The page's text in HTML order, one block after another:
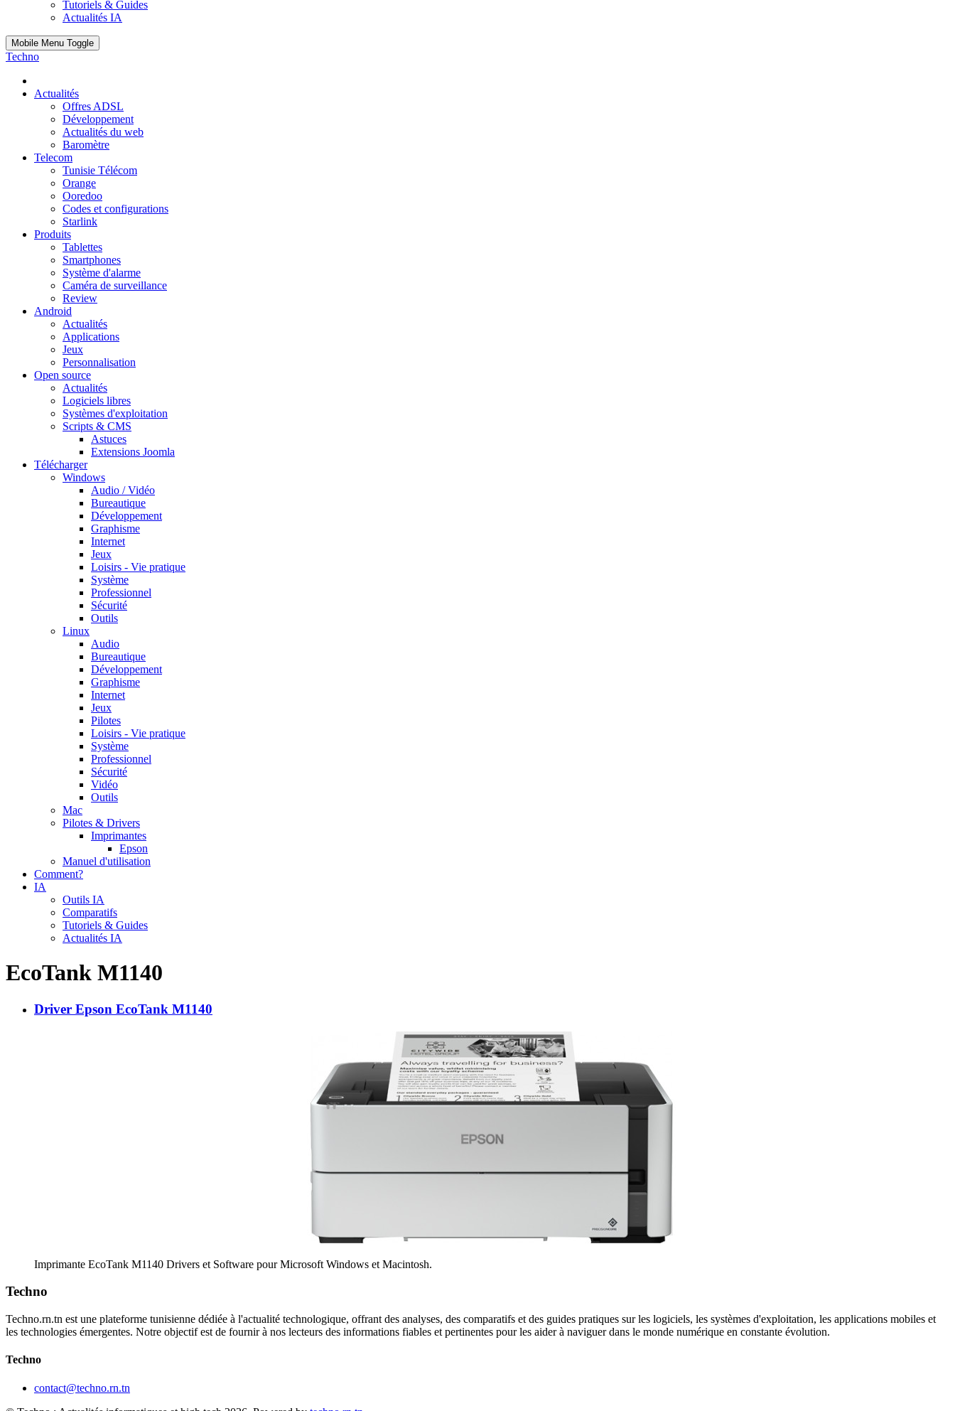
Tutoriels & Guides
Actualités IA
Mobile Menu Toggle
Techno
Actualités
Offres ADSL
Développement
Actualités du web
Baromètre
Telecom
Tunisie Télécom
Orange
Ooredoo
Codes et configurations
Starlink
Produits
Tablettes
Smartphones
Système d'alarme
Caméra de surveillance
Review
Android
Actualités
Applications
Jeux
Personnalisation
Open source
Actualités
Logiciels libres
Systèmes d'exploitation
Scripts & CMS
Astuces
Extensions Joomla
Télécharger
Windows
Audio / Vidéo
Bureautique
Développement
Graphisme
Internet
Jeux
Loisirs - Vie pratique
Système
Professionnel
Sécurité
Outils
Linux
Audio
Bureautique
Développement
Graphisme
Internet
Jeux
Pilotes
Loisirs - Vie pratique
Système
Professionnel
Sécurité
Vidéo
Outils
Mac
Pilotes & Drivers
Imprimantes
Epson
Manuel d'utilisation
Comment?
IA
Outils IA
Comparatifs
Tutoriels & Guides
Actualités IA
EcoTank M1140
Driver Epson EcoTank M1140
Imprimante EcoTank M1140 Drivers et Software pour Microsoft Windows et Macintosh.
Techno
Techno.rn.tn est une plateforme tunisienne dédiée à l'actualité technologique, offrant des analyses, des comparatifs et des guides pratiques sur les logiciels, les systèmes d'exploitation, les applications mobiles et
les technologies émergentes. Notre objectif est de fournir à nos lecteurs des informations fiables et pertinentes pour les aider à naviguer dans le monde numérique en constante évolution.
Techno
contact@techno.rn.tn